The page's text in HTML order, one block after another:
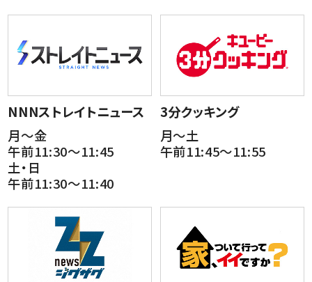
NNNストレイトニュース
月～金
午前11:30～11:45
土・日
午前11:30～11:40
3分クッキング
月～土
午前11:45～11:55